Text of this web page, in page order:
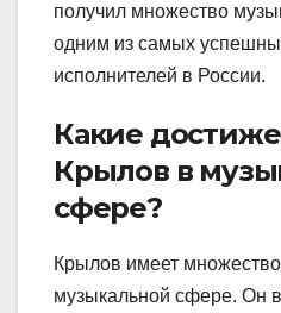
получил множество
одним из самых
исполнителей в России.
Какие
Крылов в
сфере?
Крылов имеет
музыкальной сфере. Он